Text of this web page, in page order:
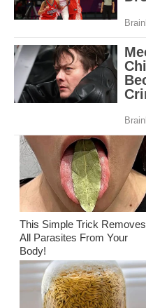
This Simple Trick Removes
All Parasites From Your
Body!